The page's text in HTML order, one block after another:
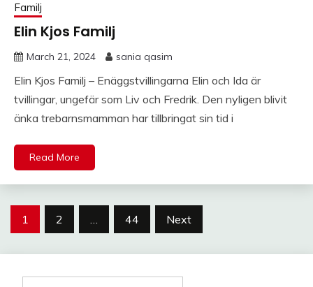
Familj
Elin Kjos Familj
March 21, 2024 sania qasim
Elin Kjos Familj – Enäggstvillingarna Elin och Ida är
tvillingar, ungefär som Liv och Fredrik. Den nyligen blivit
änka trebarnsmamman har tillbringat sin tid i
Read More
Posts
1 2 … 44 Next